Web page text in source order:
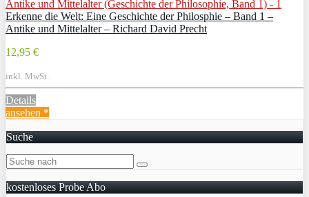
Erkenne die Welt: Eine Geschichte der Philosphie – Band 1 –
Antike und Mittelalter – Richard David Precht
12,95 €
inkl. MwSt.
Details
ansehen *
Suche
kostenloses Probe Abo